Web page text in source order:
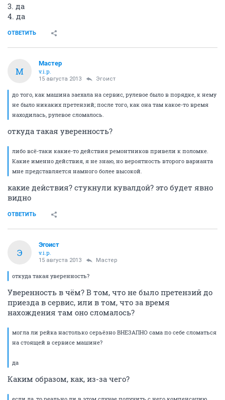
3. да
4. да
ОТВЕТИТЬ
М
Мастер
v.i.p.
15 августа 2013 Эгоист
до того, как машина заехала на сервис, рулевое было в порядке, к нему
не было никаких претензий; после того, как она там какое-то время
находилась, рулевое сломалось.
откуда такая уверенность?
либо всё-таки какие-то действия ремонтников привели к поломке.
Какие именно действия, я не знаю, но вероятность второго варианта
мне представляется намного более высокой.
какие действия? стукнули кувалдой? это будет явно
видно
ОТВЕТИТЬ
Э
Эгоист
v.i.p.
15 августа 2013 Мастер
откуда такая уверенность?
Уверенность в чём? В том, что не было претензий до
приезда в сервис, или в том, что за время
нахождения там оно сломалось?
могла ли рейка настолько серьёзно ВНЕЗАПНО сама по себе сломаться
на стоящей в сервисе машине?
да
Каким образом, как, из-за чего?